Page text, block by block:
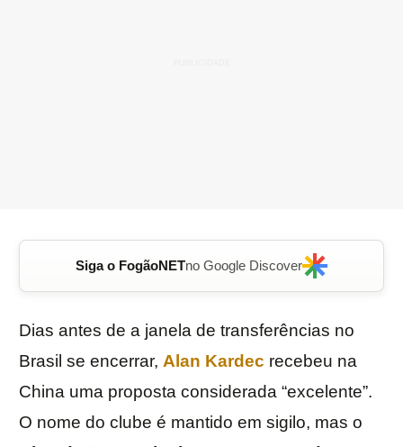
Siga o FogãoNETno Google Discover
Dias antes de a janela de transferências no
Brasil se encerrar, Alan Kardec recebeu na
China uma proposta considerada “excelente”.
O nome do clube é mantido em sigilo, mas o